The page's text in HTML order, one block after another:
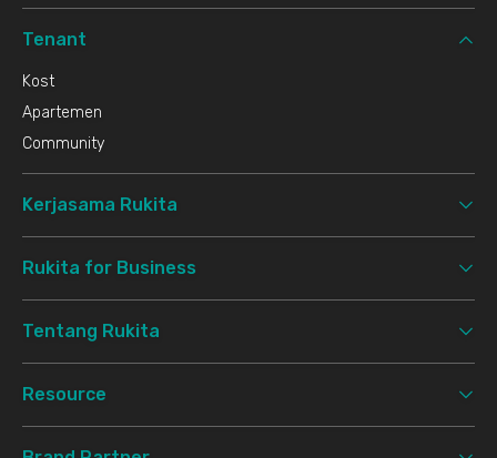
Tenant
Kost
Apartemen
Community
Kerjasama Rukita
Rukita for Business
Tentang Rukita
Resource